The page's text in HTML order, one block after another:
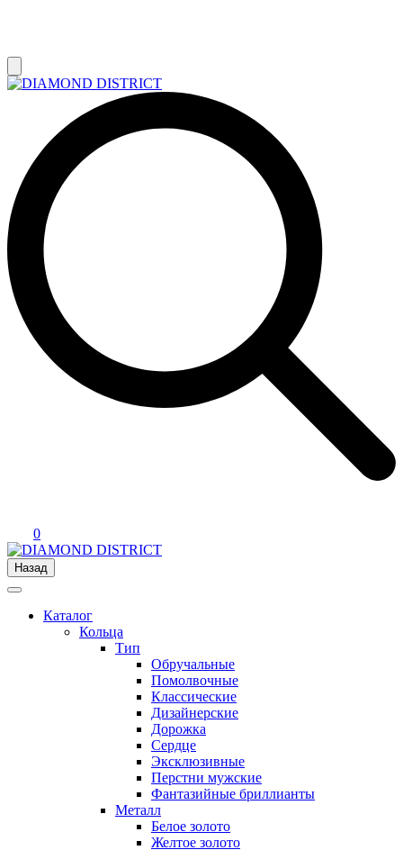
0
Назад
Каталог
Кольца
Тип
Обручальные
Помолвочные
Классические
Дизайнерские
Дорожка
Сердце
Эксклюзивные
Перстни мужские
Фантазийные бриллианты
Металл
Белое золото
Желтое золото